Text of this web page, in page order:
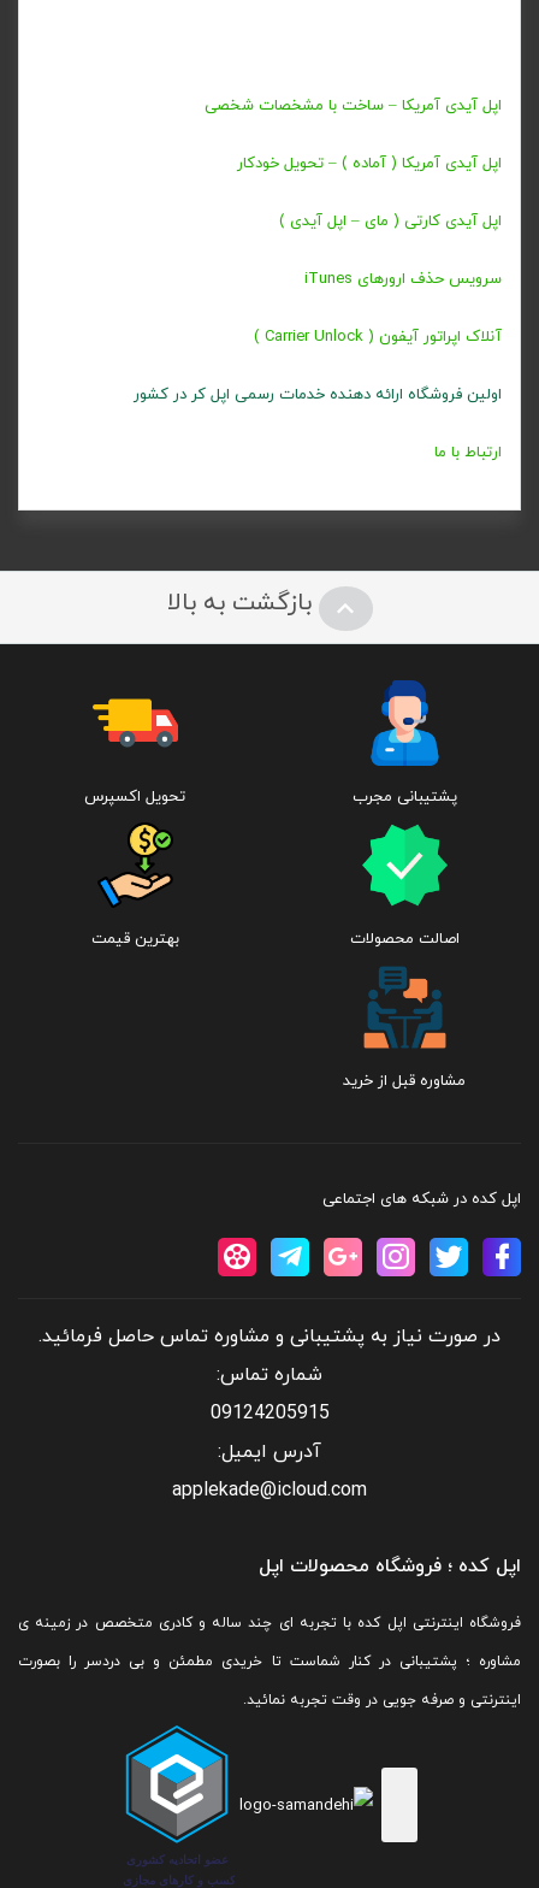
اپل آیدی آمریکا – ساخت با مشخصات شخصی
اپل آیدی آمریکا ( آماده ) – تحویل خودکار
اپل آیدی کارتی ( مای – اپل آیدی )
سرویس حذف ارورهای iTunes
آنلاک اپراتور آیفون ( Carrier Unlock )
اولین فروشگاه ارائه دهنده خدمات رسمی اپل کر در کشور
ارتباط با ما
بازگشت به بالا
پشتیبانی مجرب تحویل اکسپرس
اصالت محصولات بهترین قیمت
مشاوره قبل از خرید
اپل کده در شبکه های اجتماعی
در صورت نیاز به پشتیبانی و مشاوره تماس حاصل فرمائید.
شماره تماس:
09124205915
آدرس ایمیل:
applekade@icloud.com
اپل کده ؛ فروشگاه محصولات اپل
فروشگاه اینترنتی اپل کده با تجربه ای چند ساله و کادری متخصص در زمینه ی
مشاوره ؛ پشتیبانی در کنار شماست تا خریدی مطمئن و بی دردسر را بصورت
اینترنتی و صرفه جویی در وقت تجربه نمائید.